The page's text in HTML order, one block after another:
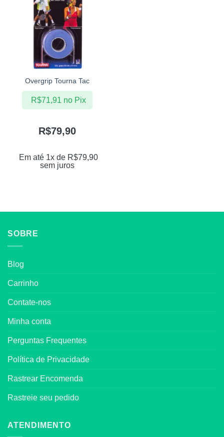
Overgrip Tourna Tac
R$79,90
Em até 1x de R$79,90
sem juros
R$71,91 no Pix
SOBRE
Blog
Carrinho
Contate-nos
Minha conta
Perguntas Frequentes
Política de Privacidade
Rastrear Encomenda
Rastreie seu pedido
ATENDIMENTO